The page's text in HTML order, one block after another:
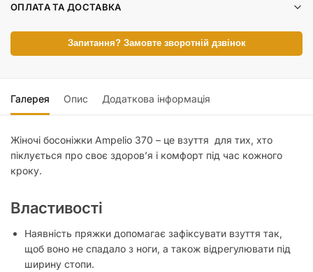
ОПЛАТА ТА ДОСТАВКА
Запитання? Замовте зворотній дзвінок
Галерея Опис Додаткова інформація
Жіночі босоніжки Ampelio 370 – це взуття для тих, хто
піклується про своє здоров’я і комфорт під час кожного
кроку.
Властивості
Наявність пряжки допомагає зафіксувати взуття так,
щоб воно не спадало з ноги, а також відрегулювати під
ширину стопи.